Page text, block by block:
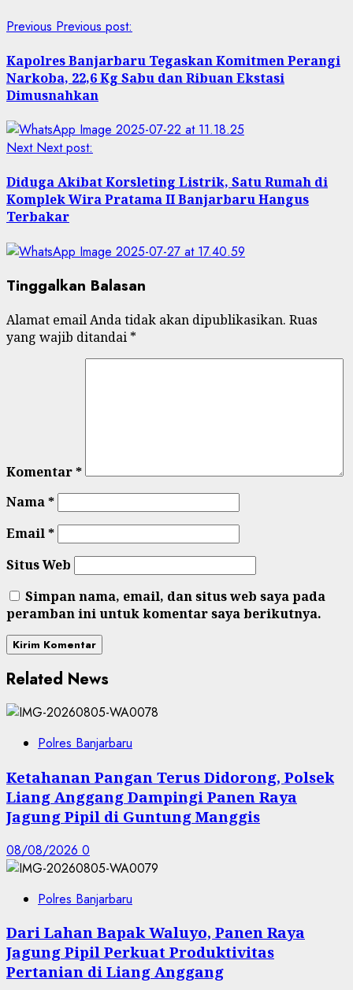
Previous Previous post:
Kapolres Banjarbaru Tegaskan Komitmen Perangi
Narkoba, 22,6 Kg Sabu dan Ribuan Ekstasi
Dimusnahkan
Next Next post:
Diduga Akibat Korsleting Listrik, Satu Rumah di
Komplek Wira Pratama II Banjarbaru Hangus
Terbakar
Tinggalkan Balasan
Alamat email Anda tidak akan dipublikasikan. Ruas
yang wajib ditandai *
Komentar*
Nama*
Email*
Situs Web
Simpan nama, email, dan situs web saya pada
peramban ini untuk komentar saya berikutnya.
Related News
Polres Banjarbaru
Ketahanan Pangan Terus Didorong, Polsek
Liang Anggang Dampingi Panen Raya
Jagung Pipil di Guntung Manggis
08/08/2026 0
Polres Banjarbaru
Dari Lahan Bapak Waluyo, Panen Raya
Jagung Pipil Perkuat Produktivitas
Pertanian di Liang Anggang